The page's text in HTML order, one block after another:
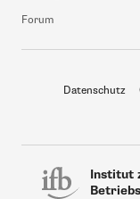
Forum
Institut
Datenschutz